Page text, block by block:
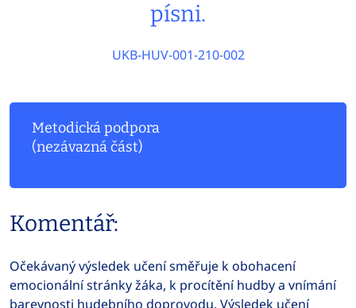
písni.
UKB-HUV-001-210-002
Metodická podpora
(nezávazná část)
Komentář:
Očekávaný výsledek učení směřuje k obohacení
emocionální stránky žáka, k procítění hudby a vnímání
barevnosti hudebního doprovodu. Výsledek učení